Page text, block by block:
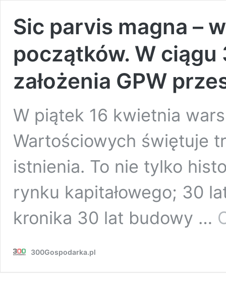
Sic parvis magna –
początków. W
założenia GPW
W piątek 16 kwietnia
Wartościowych świętuje
istnienia. To nie tylko
rynku kapitałowego; 30
kronika 30 lat budowy …
300Gospodarka.pl